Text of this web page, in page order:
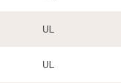
UL
UL